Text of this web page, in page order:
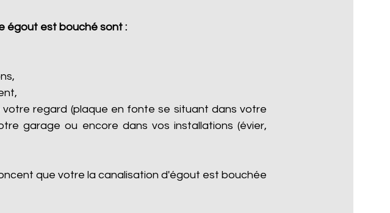
égout est bouché sont :
regard (plaque en fonte se situant dans votre
garage ou encore dans vos installations (évier,
que votre la canalisation d'égout est bouchée